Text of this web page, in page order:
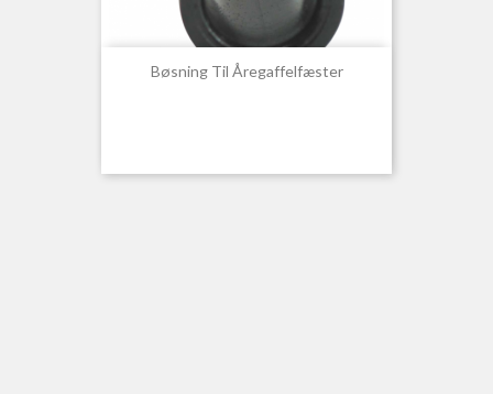
Bøsning Til Åregaffelfæster